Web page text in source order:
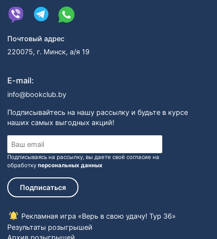
Почтовый адрес
220075, г. Минск, а/я 19
E-mail:
info@bookclub.by
Подписывайтесь на нашу рассылку и будьте в курсе
наших самых выгодных акций!
Подписываясь на рассылку, вы даете своё согласие на
обработку персональных данных
Подписаться
Рекламная игра «Верь в свою удачу! Тур 36»
Результаты розыгрышей
Архив розыгрышей